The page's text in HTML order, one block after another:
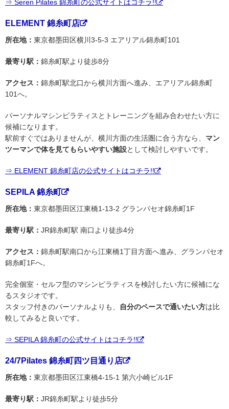
⇒ Seren Pilates 錦糸町の公式サイトはコチラ!!
ELEMENT 錦糸町店
所在地： 東京都墨田区横川3-5-3 エアリアル錦糸町101
最寄り駅： 錦糸町駅より徒歩8分
アクセス： 錦糸町駅北口から横川方面へ進み、エアリアル錦糸町
101へ。
パーソナルマシンピラティスとトレーニングを組み合わせたい方に
候補になります。
駅前すぐではありませんが、横川方面の生活圏に合う方なら、 マン
ツーマンで体を見てもらいやすい施設として検討しやすいです。
⇒ ELEMENT 錦糸町店の公式サイトはコチラ!!
SEPILA 錦糸町
所在地： 東京都墨田区江東橋1-13-2 グランパセオ錦糸町1F
最寄り駅： JR錦糸町駅 南口より徒歩4分
アクセス： 錦糸町駅南口から江東橋1丁目方面へ進み、グランパセオ
錦糸町1Fへ。
完全個室・セルフ型のマシンピラティスを検討したい方に候補にな
るスタジオです。
スタッフ付きのパーソナルよりも、
自分のペースで通いたい方は比
較してみると良いです。
⇒ SEPILA 錦糸町の公式サイトはコチラ!!
24/7Pilates 錦糸町四ツ目通り店
所在地： 東京都墨田区江東橋4-15-1 第六小崎ビル1F
最寄り駅： JR錦糸町駅より徒歩5分